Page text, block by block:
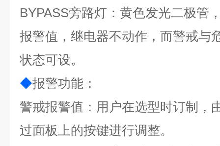
BYPASS旁路灯：黄色发光二极管
报警值，继电器不动作，而警戒与
状态可设。
◆报警功能：
警戒报警值 ： 用户在选型时订制，
过面板上的按键进行调整。